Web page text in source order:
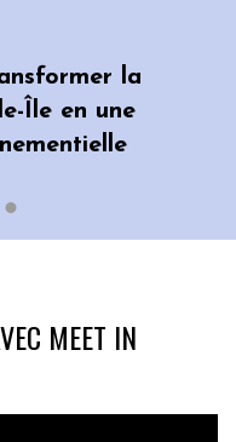
la
Île en une
MEET IN